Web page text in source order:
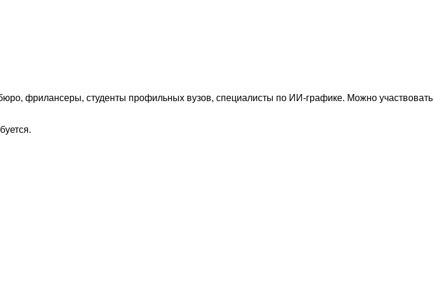
фрилансеры, студенты профильных вузов, специалисты по ИИ-графике. Можно участвовать